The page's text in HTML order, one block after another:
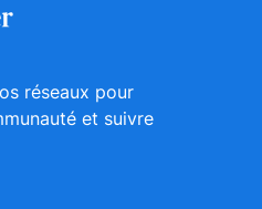
réseaux pour
et suivre